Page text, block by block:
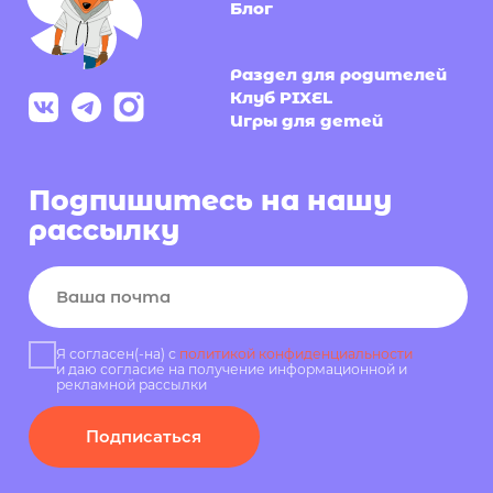
Раскрываем секреты производства, показываем
концепты обуви из нового сезона и каждый день
делаем рынок российской обуви качественнее
Политика конфиденциальности